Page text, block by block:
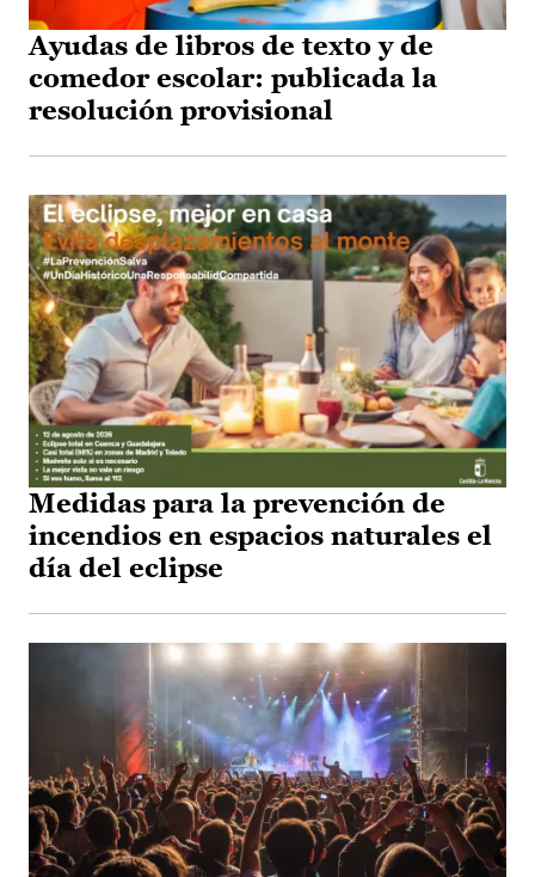
Ayudas de libros de texto y de
comedor escolar: publicada la
resolución provisional
Medidas para la prevención de
incendios en espacios naturales el
día del eclipse